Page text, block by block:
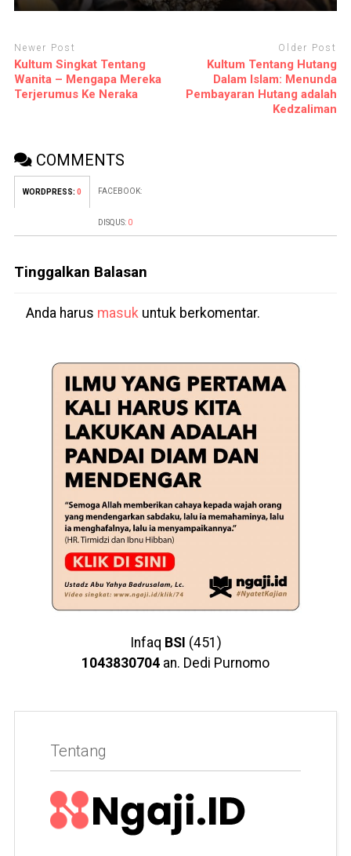
Newer Post
Kultum Singkat Tentang
Wanita – Mengapa Mereka
Terjerumus Ke Neraka
Older Post
Kultum Tentang Hutang
Dalam Islam: Menunda
Pembayaran Hutang adalah
Kedzaliman
COMMENTS
WORDPRESS: 0 FACEBOOK:
DISQUS: 0
Tinggalkan Balasan
Anda harus masuk untuk berkomentar.
Infaq BSI (451)
1043830704 an. Dedi Purnomo
Tentang